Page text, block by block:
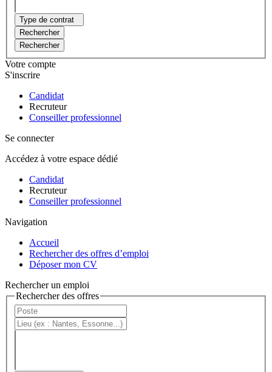
Type de contrat
Rechercher
Rechercher
Votre compte
S'inscrire
Candidat
Recruteur
Conseiller professionnel
Se connecter
Accédez à votre espace dédié
Candidat
Recruteur
Conseiller professionnel
Navigation
Accueil
Rechercher des offres d’emploi
Déposer mon CV
Rechercher un emploi
Rechercher des offres